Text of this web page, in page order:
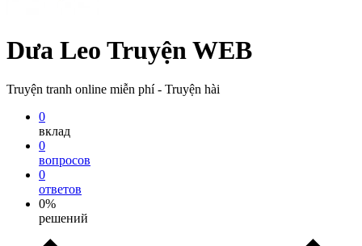
Dưa Leo Truyện WEB
Truyện tranh online miễn phí - Truyện hài
0
вклад
0
вопросов
0
ответов
0%
решений